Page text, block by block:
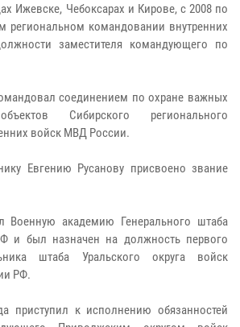
Ижевске, Чебоксарах и Кирове, с 2008 по
региональном командовании внутренних
заместителя командующего по
соединением по охране важных
Сибирского регионального
войск МВД России.
Евгению Русанову присвоено звание
Военную академию Генерального штаба
и был назначен на должность первого
штаба Уральского округа войск
РФ.
приступил к исполнению обязанностей